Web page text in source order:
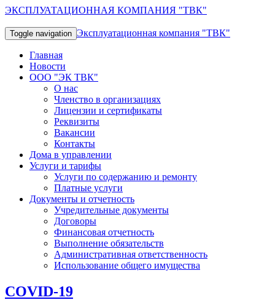
ЭКСПЛУАТАЦИОННАЯ КОМПАНИЯ "ТВК"
Toggle navigation Эксплуатационная компания "ТВК"
Главная
Новости
ООО "ЭК ТВК"
О нас
Членство в организациях
Лицензии и сертификаты
Реквизиты
Вакансии
Контакты
Дома в управлении
Услуги и тарифы
Услуги по содержанию и ремонту
Платные услуги
Документы и отчетность
Учредительные документы
Договоры
Финансовая отчетность
Выполнение обязательств
Административная ответственность
Использование общего имущества
COVID-19